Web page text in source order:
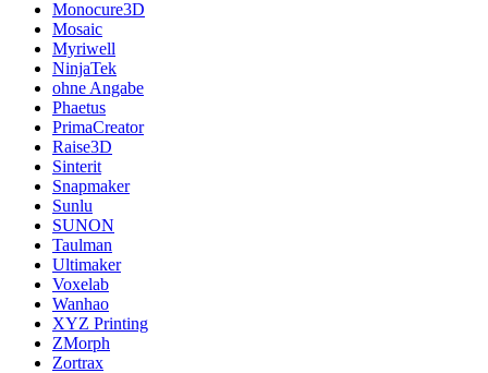
Monocure3D
Mosaic
Myriwell
NinjaTek
ohne Angabe
Phaetus
PrimaCreator
Raise3D
Sinterit
Snapmaker
Sunlu
SUNON
Taulman
Ultimaker
Voxelab
Wanhao
XYZ Printing
ZMorph
Zortrax